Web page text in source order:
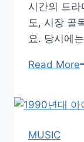
시간의 드
도, 시장 골
요. 당시에
Read More
MUSIC